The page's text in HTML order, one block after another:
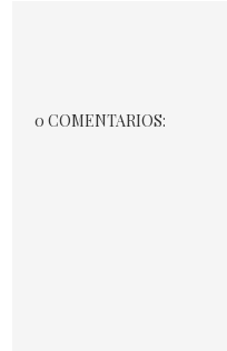
0 COMENTARIOS: